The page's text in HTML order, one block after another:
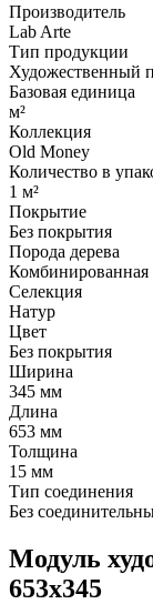
Производитель
Lab Arte
Тип продукции
Художественный
Базовая единица
м²
Коллекция
Old Money
Количество в
1 м²
Покрытие
Без покрытия
Порода дерева
Комбинированная
Селекция
Натур
Цвет
Без покрытия
Ширина
345 мм
Длина
653 мм
Толщина
15 мм
Тип соединения
Без
Модуль
653х345